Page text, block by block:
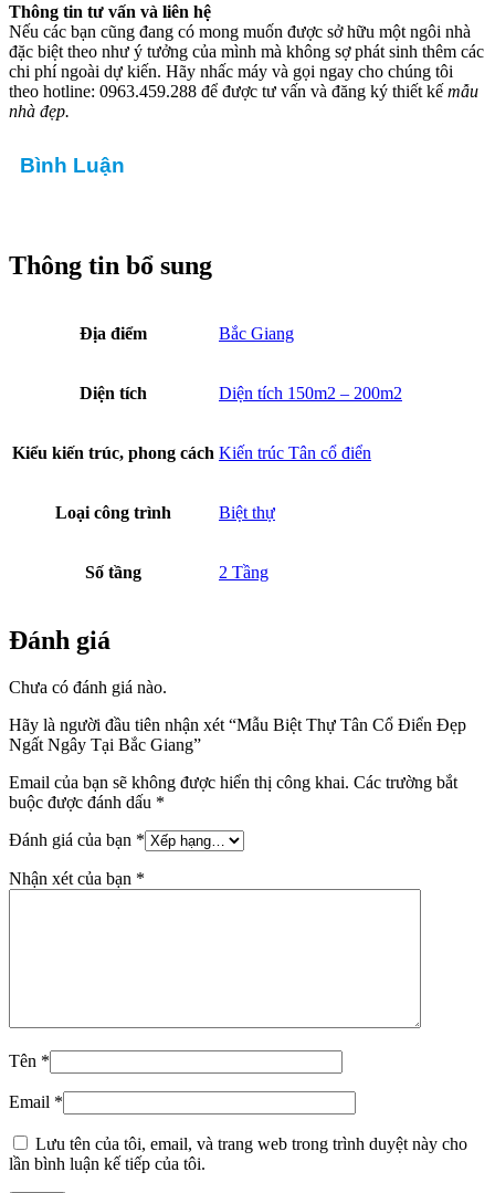
Thông tin tư vấn và liên hệ
Nếu các bạn cũng đang có mong muốn được sở hữu một ngôi nhà
đặc biệt theo như ý tưởng của mình mà không sợ phát sinh thêm các
chi phí ngoài dự kiến. Hãy nhấc máy và gọi ngay cho chúng tôi
theo hotline: 0963.459.288 để được tư vấn và đăng ký thiết kế mẫu
nhà đẹp.
Bình Luận
Thông tin bổ sung
Địa điểm Bắc Giang
Diện tích Diện tích 150m2 – 200m2
Kiểu kiến trúc, phong cách Kiến trúc Tân cổ điển
Loại công trình Biệt thự
Số tầng 2 Tầng
Đánh giá
Chưa có đánh giá nào.
Hãy là người đầu tiên nhận xét “Mẫu Biệt Thự Tân Cổ Điển Đẹp
Ngất Ngây Tại Bắc Giang”
Email của bạn sẽ không được hiển thị công khai. Các trường bắt
buộc được đánh dấu *
Đánh giá của bạn *
Nhận xét của bạn *
Tên *
Email *
Lưu tên của tôi, email, và trang web trong trình duyệt này cho
lần bình luận kế tiếp của tôi.